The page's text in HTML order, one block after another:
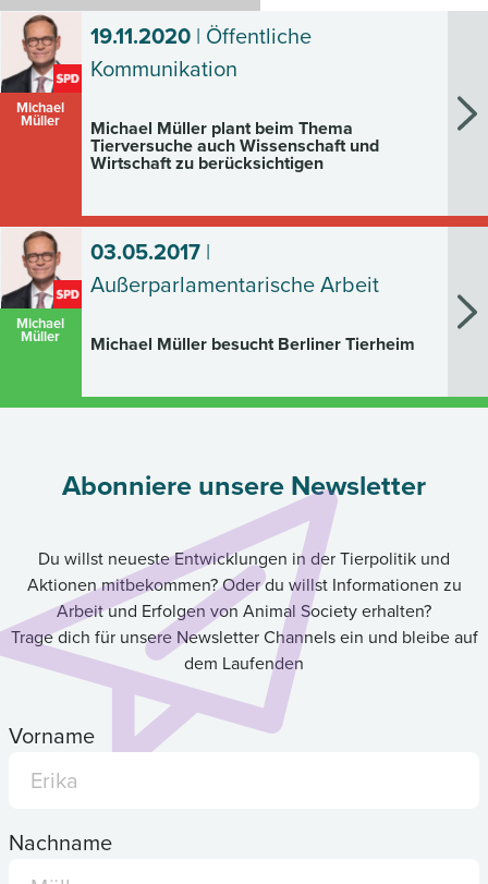
Michael
Müller
19.11.2020| Öffentliche
Kommunikation
Michael Müller plant beim Thema
Tierversuche auch Wissenschaft und
Wirtschaft zu berücksichtigen
Michael
Müller
03.05.2017|
Außerparlamentarische Arbeit
Michael Müller besucht Berliner Tierheim
Abonniere unsere Newsletter
Du willst neueste Entwicklungen in der Tierpolitik und
Aktionen mitbekommen? Oder du willst Informationen zu
Arbeit und Erfolgen von Animal Society erhalten?
Trage dich für unsere Newsletter Channels ein und bleibe auf
dem Laufenden
Vorname
Nachname